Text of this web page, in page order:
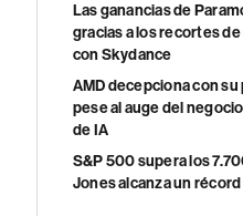
Las ganancias de
gracias a los recortes
con Skydance
AMD decepciona con
pese al auge del
de IA
S&P 500 supera los
Jones alcanza un